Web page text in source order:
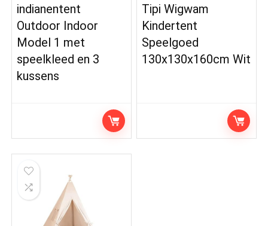
indianentent
Outdoor Indoor
Model 1 met
speelkleed en 3
kussens
Tipi Wigwam
Kindertent
Speelgoed
130x130x160cm Wit